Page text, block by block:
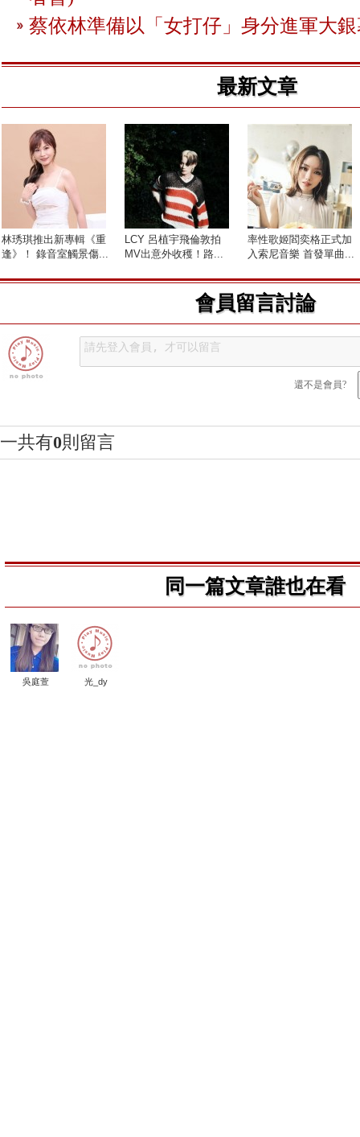
蔡依林準備以「女打仔」身分進軍大
最新文章
林琇琪推出新專輯《重
逢》！ 錄音室觸景傷...
LCY 呂植宇飛倫敦拍
MV出意外收穫！路...
率性歌姬閻奕格正式加
入索尼音樂 首發單曲...
會員留言討論
還不是會員?
一共有0則留言
同一篇文章誰也在看
吳庭萱 光_dy